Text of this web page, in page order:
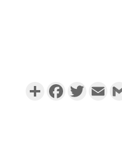
PartagerFacebookTwitter